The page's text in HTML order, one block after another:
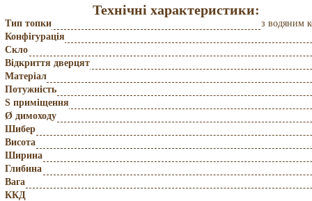
Технічні характеристики:
Тип топки
з водяним
Конфігурація
Скло
Відкриття дверцят
Матеріал
Потужність
S приміщення
Ø димоходу
Шибер
Висота
Ширина
Глибина
Вага
ККД